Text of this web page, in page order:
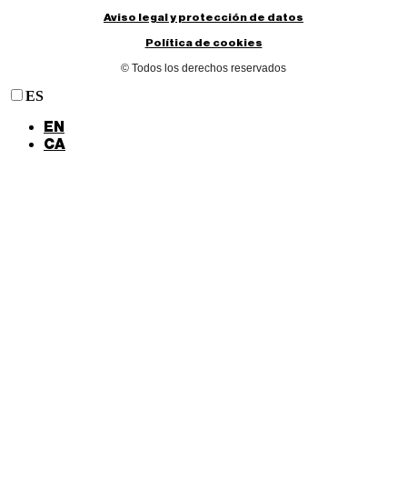
Aviso legal y protección de datos
Política de cookies
© Todos los derechos reservados
ES
EN
CA